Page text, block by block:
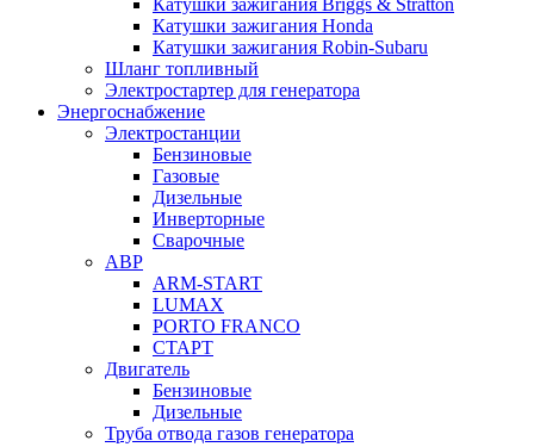
Катушки зажигания Briggs & Stratton
Катушки зажигания Honda
Катушки зажигания Robin-Subaru
Шланг топливный
Электростартер для генератора
Энергоснабжение
Электростанции
Бензиновые
Газовые
Дизельные
Инверторные
Сварочные
АВР
ARM-START
LUMAX
PORTO FRANCO
СТАРТ
Двигатель
Бензиновые
Дизельные
Труба отвода газов генератора